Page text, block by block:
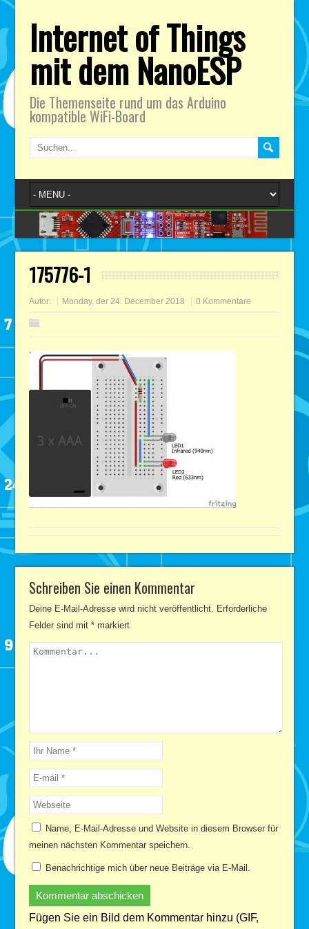
Internet of Things
mit dem NanoESP
Die Themenseite rund um das Arduino
kompatible WiFi-Board
175776-1
Autor: Monday, der 24. December 2018 0 Kommentare
Schreiben Sie einen Kommentar
Deine E-Mail-Adresse wird nicht veröffentlicht. Erforderliche
Felder sind mit* markiert
Name, E-Mail-Adresse und Website in diesem Browser für
meinen nächsten Kommentar speichern.
Benachrichtige mich über neue Beiträge via E-Mail.
Fügen Sie ein Bild dem Kommentar hinzu (GIF,